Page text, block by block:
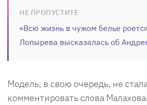
НЕ ПРОПУСТИТЕ
«Всю жизнь в чужом белье
Лопырева высказалась об
Модель, в свою очередь, не
комментировать слова